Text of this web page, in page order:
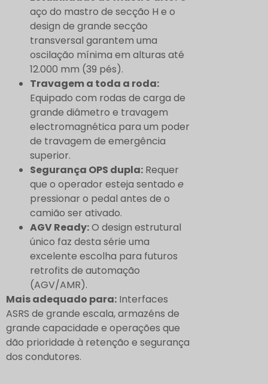
aço do mastro de secção H e o
design de grande secção
transversal garantem uma
oscilação mínima em alturas até
12.000 mm (39 pés).
Travagem a toda a roda:
Equipado com rodas de carga de
grande diâmetro e travagem
electromagnética para um poder
de travagem de emergência
superior.
Segurança OPS dupla: Requer
que o operador esteja sentado e
pressionar o pedal antes de o
camião ser ativado.
AGV Ready:O design estrutural
único faz desta série uma
excelente escolha para futuros
retrofits de automação
(AGV/AMR).
Mais adequado para: Interfaces
ASRS de grande escala, armazéns de
grande capacidade e operações que
dão prioridade à retenção e segurança
dos condutores.